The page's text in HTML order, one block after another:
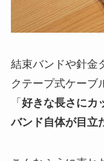
結束バンドや針金
クテープ式ケーブ
「 好きな長さにカ
バンド自体が目立